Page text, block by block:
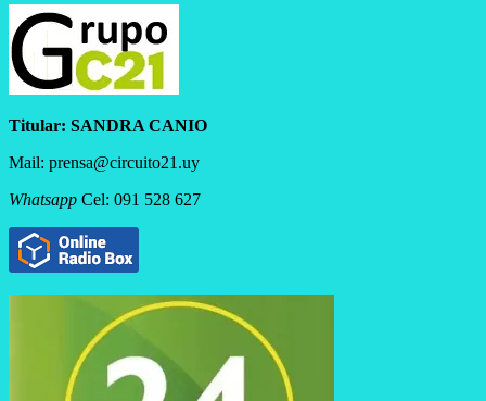
Titular: SANDRA CANIO
Mail: prensa@circuito21.uy
Whatsapp Cel: 091 528 627